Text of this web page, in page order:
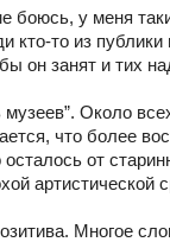
у меня
то из
он занят и тих
Около
что более
от
Многое